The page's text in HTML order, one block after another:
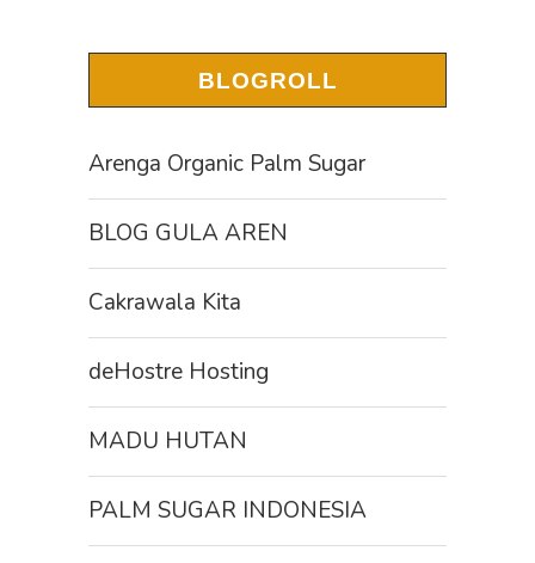
BLOGROLL
Arenga Organic Palm Sugar
BLOG GULA AREN
Cakrawala Kita
deHostre Hosting
MADU HUTAN
PALM SUGAR INDONESIA